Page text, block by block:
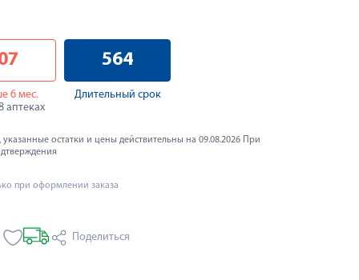
6 мес.
аптеках
564
Длительный срок
остатки и цены действительны на 09.08.2026 При
при оформлении заказа
Поделиться